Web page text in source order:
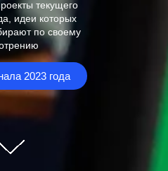
текущего
идеи которых
по своему
2023 года